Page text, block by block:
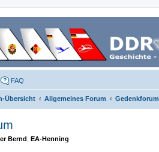
FAQ
Übersicht Allgemeines Forum Gedenkforum
Bernd EA-Henning